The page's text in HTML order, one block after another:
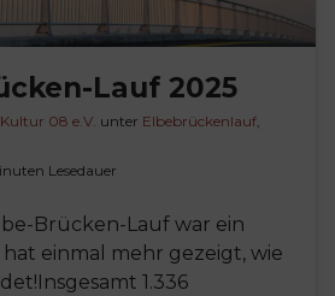
Lauf 2025
08 e.V. unter Elbebrückenlauf,
Lesedauer
Brücken-Lauf war ein
einmal mehr gezeigt, wie
1.336